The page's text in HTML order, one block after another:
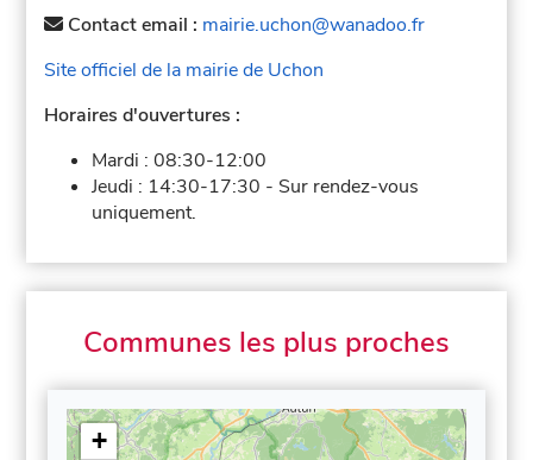
Contact email : mairie.uchon@wanadoo.fr
Site officiel de la mairie de Uchon
Horaires d'ouvertures :
Mardi :08:30-12:00
Jeudi : 14:30-17:30 - Sur rendez-vous
uniquement.
Communes les plus proches
+